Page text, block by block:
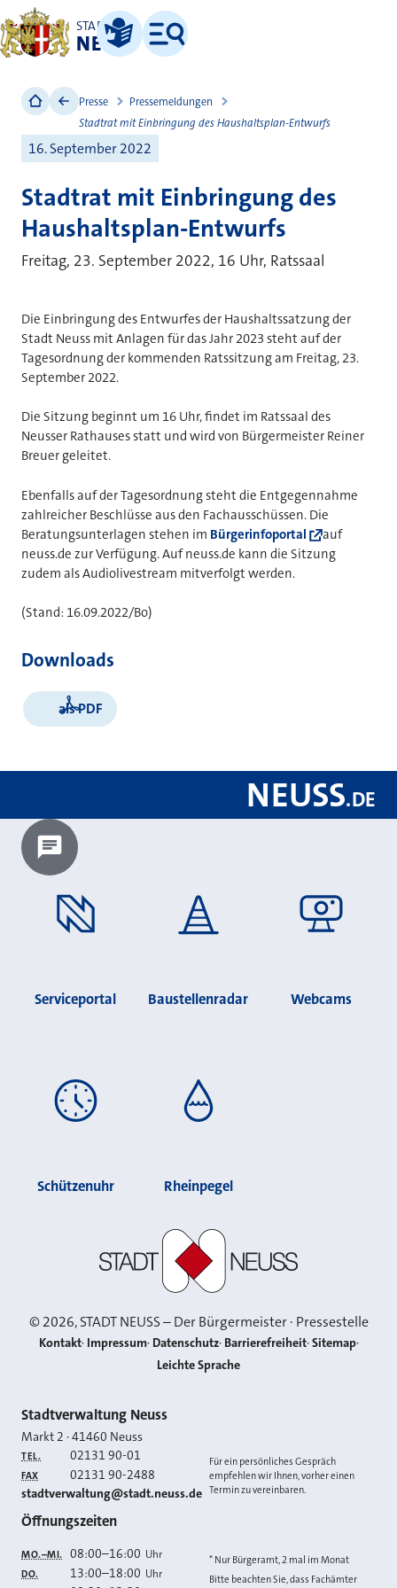
STADT
NEUSS
Leichte Sprache
Menü
Presse
Pressemeldungen
Stadtrat mit Einbringung des Haushaltsplan-Entwurfs
16. September 2022
Stadtrat mit Einbringung des
Haushaltsplan-Entwurfs
Freitag, 23. September 2022, 16 Uhr, Ratssaal
Die Einbringung des Entwurfes der Haushaltssatzung der
Stadt Neuss mit Anlagen für das Jahr 2023 steht auf der
Tagesordnung der kommenden Ratssitzung am Freitag, 23.
September 2022.
Die Sitzung beginnt um 16 Uhr, findet im Ratssaal des
Neusser Rathauses statt und wird von Bürgermeister Reiner
Breuer geleitet.
Ebenfalls auf der Tagesordnung steht die Entgegennahme
zahlreicher Beschlüsse aus den Fachausschüssen. Die
Beratungsunterlagen stehen im Bürgerinfoportal
auf
neuss.de zur Verfügung. Auf neuss.de kann die Sitzung
zudem als Audiolivestream mitverfolgt werden.
(Stand: 16.09.2022/Bo)
Downloads
als PDF
NEUSS.DE
Chatbot laden?
Serviceportal Baustellenradar Webcams
Schützenuhr Rheinpegel
©2026, STADT NEUSS – Der Bürgermeister · Pressestelle
Kontakt Impressum Datenschutz Barrierefreiheit Sitemap
Leichte Sprache
Kontakt
Stadtverwaltung Neuss
Markt 2 ·41460 Neuss
TEL. 02131 90-01
FAX 02131 90-2488
E-MAIL
stadtverwaltung@stadt.neuss.de
Für ein persönliches Gespräch
empfehlen wir Ihnen, vorher einen
Termin zu vereinbaren.
Öffnungszeiten
MO.–MI. 08:00–16:00 Uhr
DO. 13:00–18:00 Uhr
* Nur Bürgeramt, 2 mal im Monat
Bitte beachten Sie, dass Fachämter